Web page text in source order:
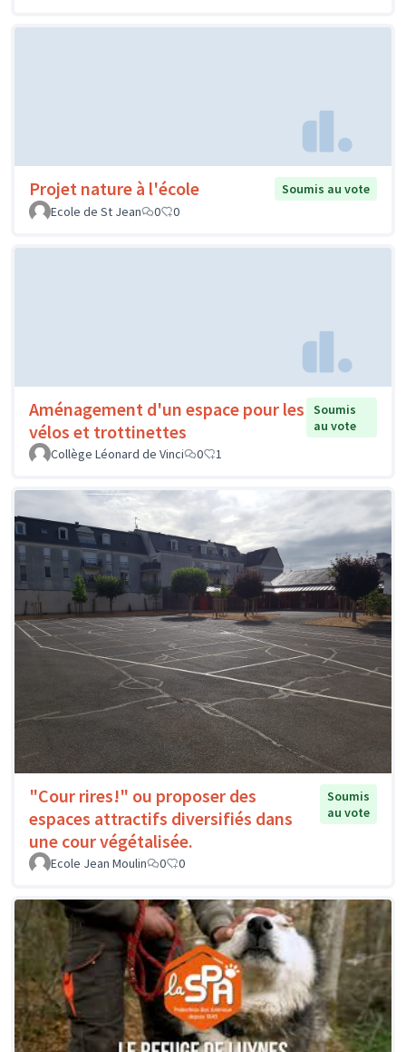
Projet nature à l'école
Soumis au vote
Ecole de St Jean
0 0
Aménagement d'un espace pour les
vélos et trottinettes
Soumis
au vote
Collège Léonard de Vinci
0 1
"Cour rires!" ou proposer des
espaces attractifs diversifiés dans
une cour végétalisée.
Soumis
au vote
Ecole Jean Moulin 0 0